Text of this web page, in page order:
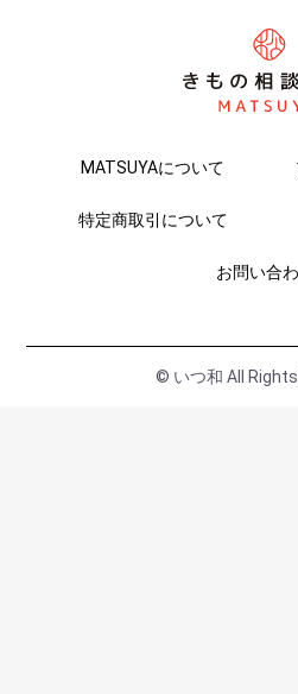
MATSUYAについて
特定商取引について
お問い合
© いつ和 All